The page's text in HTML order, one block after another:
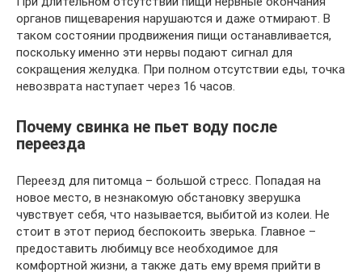
органов пищеварения нарушаются и даже отмирают. В
таком состоянии продвижения пищи останавливается,
поскольку именно эти нервы подают сигнал для
сокращения желудка. При полном отсутствии еды, точка
невозврата наступает через 16 часов.
Почему свинка не пьет воду после
переезда
Переезд для питомца – большой стресс. Попадая на
новое место, в незнакомую обстановку зверушка
чувствует себя, что называется, выбитой из колеи. Не
стоит в этот период беспокоить зверька. Главное –
предоставить любимцу все необходимое для
комфортной жизни, а также дать ему время прийти в